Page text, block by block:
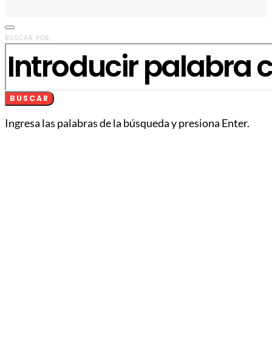
BUSCAR POR:
BUSCAR
Ingresa las palabras de la búsqueda y presiona Enter.